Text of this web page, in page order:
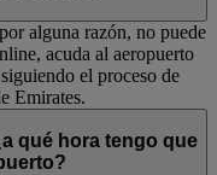
alguna razón, no puede
acuda al aeropuerto
el proceso de
Emirates.
qué hora tengo que